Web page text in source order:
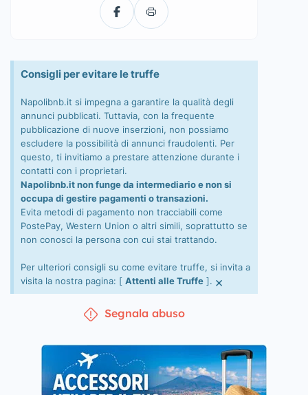
Consigli per evitare le truffe
Napolibnb.it si impegna a garantire la qualità degli
annunci pubblicati. Tuttavia, con la frequente
pubblicazione di nuove inserzioni, non possiamo
escludere la possibilità di annunci fraudolenti. Per
questo, ti invitiamo a prestare attenzione durante i
contatti con i proprietari.
Napolibnb.it non funge da intermediario e non si
occupa di gestire pagamenti o transazioni.
Evita metodi di pagamento non tracciabili come
PostePay, Western Union o altri simili, soprattutto se
non conosci la persona con cui stai trattando.
Per ulteriori consigli su come evitare truffe, si invita a
visita la nostra pagina: [ Attenti alle Truffe ]. ×
Segnala abuso